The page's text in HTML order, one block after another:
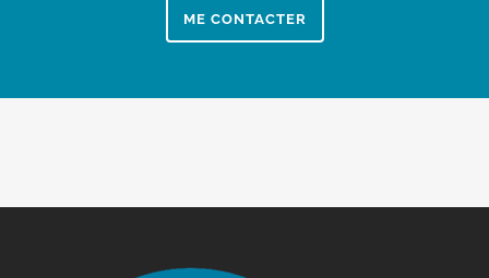
ME CONTACTER